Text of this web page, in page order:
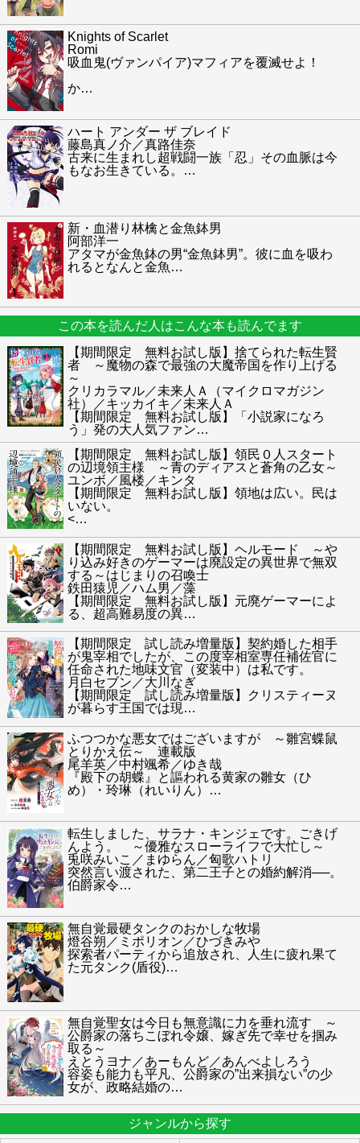
Knights of Scarlet
Romi
吸血鬼(ヴァンパイア)マフィアを覆滅せよ！
か…
ハート アンダー ザ ブレイド
藤島真ノ介／真路佳奈
古来に生まれし超戦闘一族「忍」その血脈は今
もなお生きている。
…
新・血潜り林檎と金魚鉢男
阿部洋一
アタマが金魚鉢の男“金魚鉢男”。彼に血を吸わ
れるとなんと金魚 …
この本を読んだ人はこんな本も読んでます
【期間限定 無料お試し版】捨てられた転生賢
者 ～魔物の森で最強の大魔帝国を作り上げる
～
クリカラマル／未来人Ａ（マイクロマガジン
社）／キッカイキ／未来人Ａ
【期間限定 無料お試し版】「小説家になろ
う」発の大人気ファン…
【期間限定 無料お試し版】領民０人スタート
の辺境領主様 ～青のディアスと蒼角の乙女～
ユンボ／風楼／キンタ
【期間限定 無料お試し版】領地は広い。民は
いない。
<…
【期間限定 無料お試し版】ヘルモード ～や
り込み好きのゲーマーは廃設定の異世界で無双
する～はじまりの召喚士
鉄田猿児／ハム男／藻
【期間限定 無料お試し版】元廃ゲーマーによ
る、超高難易度の異…
【期間限定 試し読み増量版】契約婚した相手
が鬼宰相でしたが、この度宰相室専任補佐官に
任命された地味文官（変装中）は私です。
月白セブン／大川なぎ
【期間限定 試し読み増量版】クリスティーヌ
が暮らす王国では現 …
ふつつかな悪女ではございますが ～雛宮蝶鼠
とりかえ伝～ 連載版
尾羊英／中村颯希／ゆき哉
『殿下の胡蝶』と謳われる黄家の雛女（ひ
め）・玲琳（れいりん）
…
転生しました、サラナ・キンジェです。ごきげ
んよう。 ～優雅なスローライフで大忙し～
兎咲みいこ／まゆらん／匈歌ハトリ
突然言い渡された、第二王子との婚約解消──。
伯爵家令…
無自覚最硬タンクのおかしな牧場
燈谷朔／ミポリオン／ひづきみや
探索者パーティから追放され、人生に疲れ果て
た元タンク(盾役)…
無自覚聖女は今日も無意識に力を垂れ流す ～
公爵家の落ちこぼれ令嬢、嫁ぎ先で幸せを掴み
取る～
えとうヨナ／あーもんど／あんべよしろう
容姿も能力も平凡、公爵家の”出来損ない”の少
女が、政略結婚の…
ジャンルから探す